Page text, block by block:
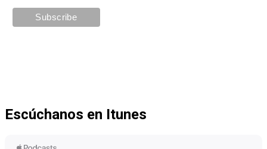
Escúchanos en Itunes